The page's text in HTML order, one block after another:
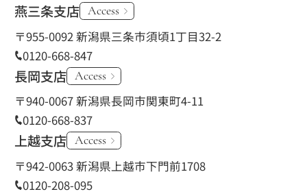
燕三条支店 Access
〒955-0092 新潟県三条市須頃1丁目32-2
0120-668-847
長岡支店 Access
〒940-0067 新潟県長岡市関東町4-11
0120-668-837
上越支店 Access
〒942-0063 新潟県上越市下門前1708
0120-208-095